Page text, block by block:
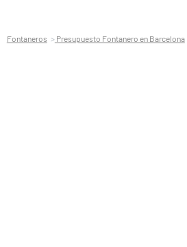
Fontaneros Presupuesto Fontanero en Barcelona